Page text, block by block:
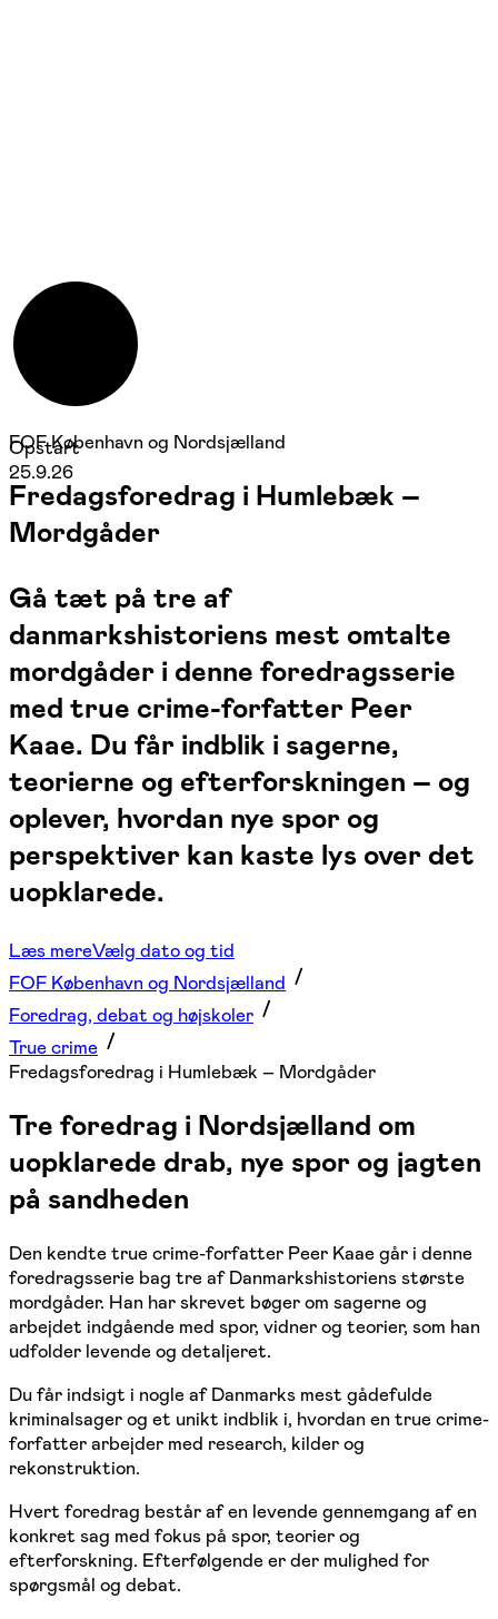
Opstart
25.9.26
FOF København og Nordsjælland
Fredagsforedrag i Humlebæk –
Mordgåder
Gå tæt på tre af
danmarkshistoriens mest omtalte
mordgåder i denne foredragsserie
med true crime-forfatter Peer
Kaae. Du får indblik i sagerne,
teorierne og efterforskningen – og
oplever, hvordan nye spor og
perspektiver kan kaste lys over det
uopklarede.
Læs mereVælg dato og tid
FOF København og Nordsjælland
Foredrag, debat og højskoler
True crime
Fredagsforedrag i Humlebæk – Mordgåder
Tre foredrag i Nordsjælland om
uopklarede drab, nye spor og jagten
på sandheden
Den kendte true crime-forfatter Peer Kaae går i denne
foredragsserie bag tre af Danmarkshistoriens største
mordgåder. Han har skrevet bøger om sagerne og
arbejdet indgående med spor, vidner og teorier, som han
udfolder levende og detaljeret.
Du får indsigt i nogle af Danmarks mest gådefulde
kriminalsager og et unikt indblik i, hvordan en true crime-
forfatter arbejder med research, kilder og
rekonstruktion.
Hvert foredrag består af en levende gennemgang af en
konkret sag med fokus på spor, teorier og
efterforskning. Efterfølgende er der mulighed for
spørgsmål og debat.